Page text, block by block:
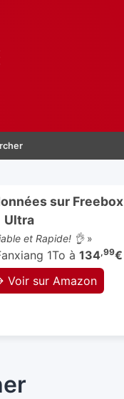
sur Freebox
Ultra
et Rapide! 👌»
1To à 134,99€
Voir sur Amazon